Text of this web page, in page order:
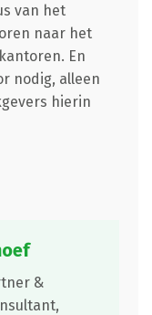
van het
naar het
En
nodig, alleen
hierin
&